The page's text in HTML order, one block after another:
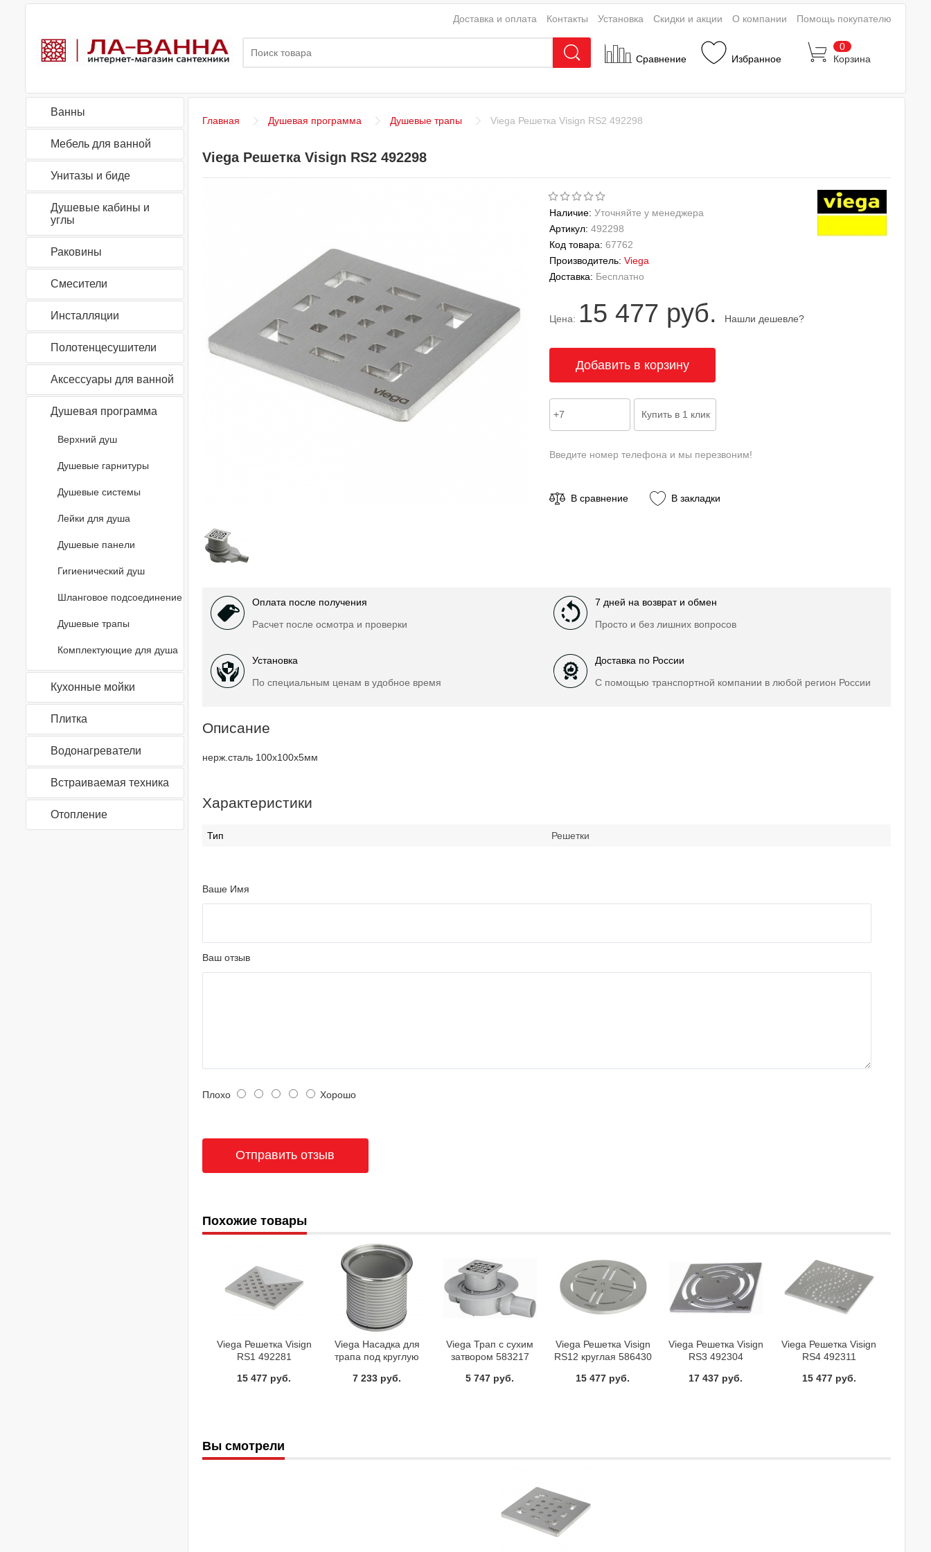
Сравнение Избранное
0
Корзина
Доставка и оплата Контакты Установка Скидки и акции О компании Помощь покупателю
Ванны
Мебель для ванной
Унитазы и биде
Душевые кабины и
углы
Раковины
Смесители
Инсталляции
Полотенцесушители
Аксессуары для ванной
Душевая программа
Верхний душ
Душевые гарнитуры
Душевые системы
Лейки для душа
Душевые панели
Гигиенический душ
Шланговое подсоединение
Душевые трапы
Комплектующие для душа
Кухонные мойки
Плитка
Водонагреватели
Встраиваемая техника
Отопление
Главная Душевая программа Душевые трапы Viega Решетка Visign RS2 492298
Viega Решетка Visign RS2 492298
Наличие: Уточняйте у менеджера
Артикул: 492298
Код товара: 67762
Производитель: Viega
Доставка: Бесплатно
Цена: 15 477 руб. Нашли дешевле?
Введите номер телефона и мы перезвоним!
В сравнение В закладки
Оплата после получения
Расчет после осмотра и проверки
7 дней на возврат и обмен
Просто и без лишних вопросов
Установка
По специальным ценам в удобное время
Доставка по России
С помощью транспортной компании в любой регион России
Описание
нерж.сталь 100х100х5мм
Характеристики
Тип Решетки
Ваше Имя
Ваш отзыв
Плохо Хорошо
Похожие товары
Viega Решетка Visign
RS1 492281
15 477 руб.
Viega Насадка для
трапа под круглую
7 233 руб.
Viega Трап с сухим
затвором 583217
5 747 руб.
Viega Решетка Visign
RS12 круглая 586430
15 477 руб.
Viega Решетка Visign
RS3 492304
17 437 руб.
Viega Решетка Visign
RS4 492311
15 477 руб.
Вы смотрели